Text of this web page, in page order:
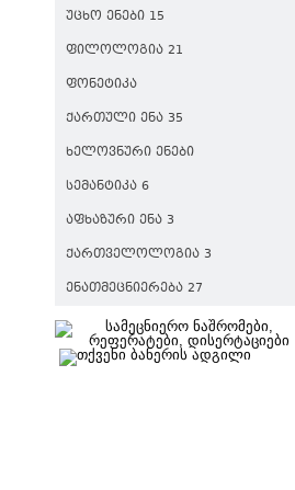
ᲣᲪᲮᲝ ᲔᲜᲔᲑᲘ 15
ᲤᲘᲚᲝᲚᲝᲒᲘᲐ 21
ᲤᲝᲜᲔᲢᲘᲙᲐ
ᲥᲐᲠᲗᲣᲚᲘ ᲔᲜᲐ 35
ᲮᲔᲚᲝᲕᲜᲣᲠᲘ ᲔᲜᲔᲑᲘ
ᲡᲔᲛᲐᲜᲢᲘᲙᲐ 6
ᲐᲤᲮᲐᲖᲣᲠᲘ ᲔᲜᲐ 3
ᲥᲐᲠᲗᲕᲔᲚᲝᲚᲝᲒᲘᲐ 3
ᲔᲜᲐᲗᲛᲔᲪᲜᲘᲔᲠᲔᲑᲐ 27